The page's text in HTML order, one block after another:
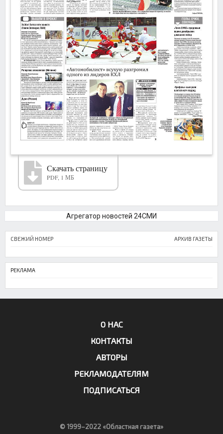
Скачать страницу
PDF, 1 МБ
Агрегатор новостей 24СМИ
СВЕЖИЙ НОМЕР АРХИВ ГАЗЕТЫ
РЕКЛАМА
О НАС
КОНТАКТЫ
АВТОРЫ
РЕКЛАМОДАТЕЛЯМ
ПОДПИСАТЬСЯ
© 1999–2022 «Областная газета»